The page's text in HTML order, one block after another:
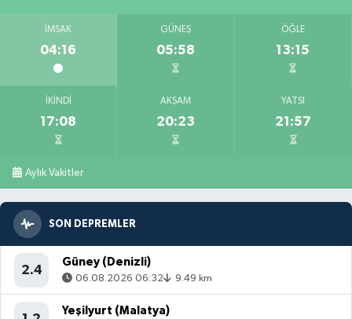
İMSAK
04:16
GÜNEŞ
05:58
ÖĞLE
13:15
İKINDI
17:08
AKŞAM
20:23
YATSI
21:57
Aylık Vakitler
SON DEPREMLER
2.4
Güney (Denizli)
06.08.2026 06:32 9.49 km
Yeşilyurt (Malatya)